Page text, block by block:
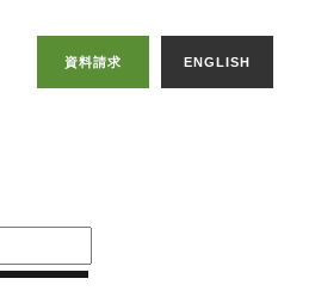
資料請求 ENGLISH